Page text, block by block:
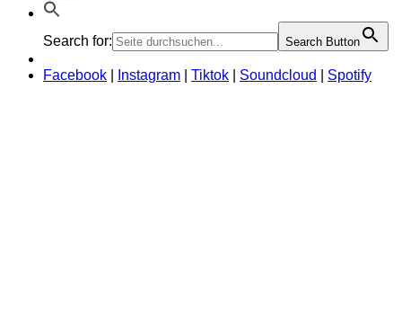
Search for: Search Button
Facebook Instagram Tiktok Soundcloud Spotify